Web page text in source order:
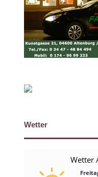
Wetter
Wetter